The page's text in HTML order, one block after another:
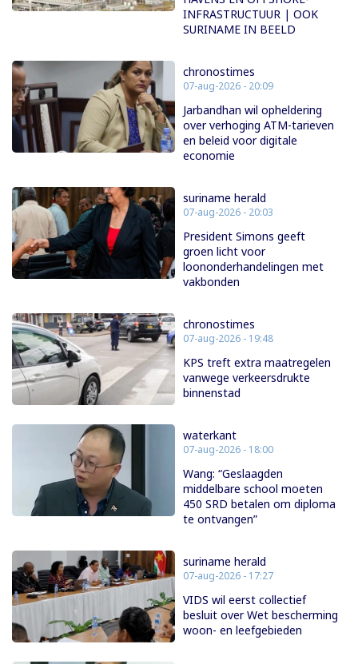
INFRASTRUCTUUR | OOK
SURINAME IN BEELD
chronostimes
07-aug-2026 - 20:09
Jarbandhan wil opheldering
over verhoging ATM-tarieven
en beleid voor digitale
economie
suriname herald
07-aug-2026 - 20:03
President Simons geeft
groen licht voor
loononderhandelingen met
vakbonden
chronostimes
07-aug-2026 - 19:48
KPS treft extra maatregelen
vanwege verkeersdrukte
binnenstad
waterkant
07-aug-2026 - 18:00
Wang: “Geslaagden
middelbare school moeten
450 SRD betalen om diploma
te ontvangen”
suriname herald
07-aug-2026 - 17:27
VIDS wil eerst collectief
besluit over Wet bescherming
woon- en leefgebieden